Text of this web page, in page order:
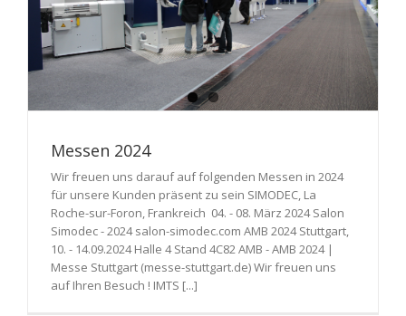
Messen 2024
Wir freuen uns darauf auf folgenden Messen in 2024
für unsere Kunden präsent zu sein SIMODEC, La
Roche-sur-Foron, Frankreich 04. - 08. März 2024 Salon
Simodec - 2024 salon-simodec.com AMB 2024 Stuttgart,
10. - 14.09.2024 Halle 4 Stand 4C82 AMB - AMB 2024 |
Messe Stuttgart (messe-stuttgart.de) Wir freuen uns
auf Ihren Besuch ! IMTS [...]